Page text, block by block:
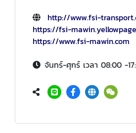
http://www.fsi-
https://fsi-
https://www.fsi-mawin.com
จันทร์-ศุกร์ เวลา 08:00 -